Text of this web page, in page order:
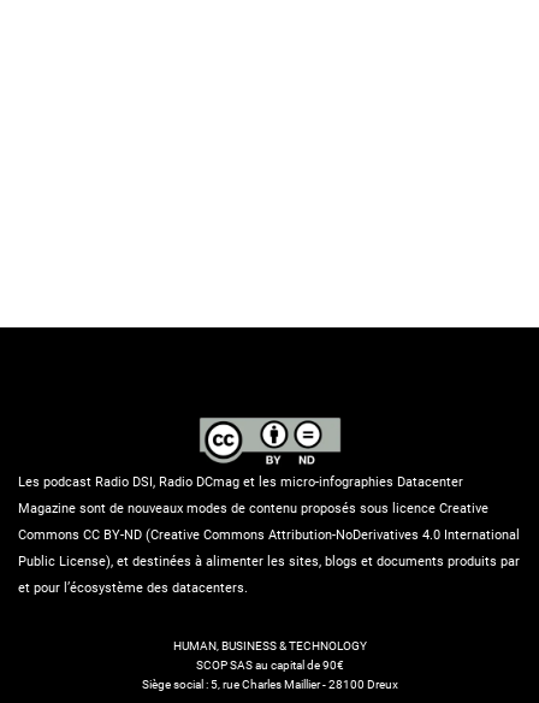
Les podcast Radio DSI, Radio DCmag et les micro-infographies Datacenter
Magazine sont de nouveaux modes de contenu proposés sous licence Creative
Commons CC BY-ND (Creative Commons Attribution-NoDerivatives 4.0 International
Public License), et destinées à alimenter les sites, blogs et documents produits par
et pour l’écosystème des datacenters.
HUMAN, BUSINESS & TECHNOLOGY
SCOP SAS au capital de 90€
Siège social : 5, rue Charles Maillier - 28100 Dreux